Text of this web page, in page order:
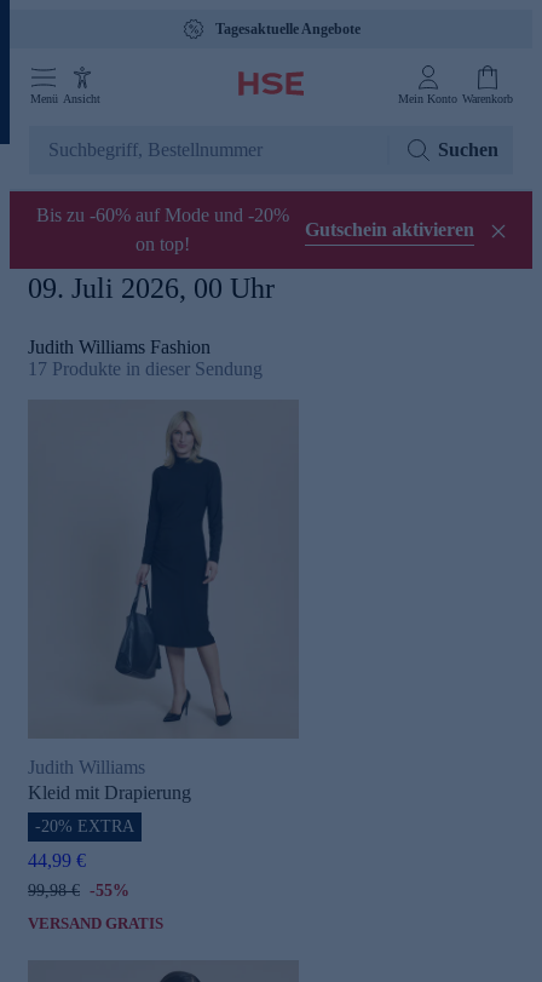
Tagesaktuelle Angebote
Menü Ansicht Mein Konto Warenkorb
Suchen
Bis zu -60% auf Mode und -20%
on top!
Gutschein aktivieren
09. Juli 2026, 00 Uhr
Judith Williams Fashion
17 Produkte in dieser Sendung
Judith Williams
Kleid mit Drapierung
-20% EXTRA
44,99 €
99,98 € -55%
VERSAND GRATIS